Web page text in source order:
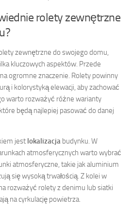
rolety zewnętrzne
zewnętrzne do swojego domu,
kluczowych aspektów. Przede
ogromne znaczenie. Rolety powinny
i kolorystyką elewacji, aby zachować
warto rozważyć różne warianty
będą najlepiej pasować do danej
jest lokalizacja budynku. W
atmosferycznych warto wybrać
atmosferyczne, takie jak aluminium
się wysoką trwałością. Z kolei w
rozważyć rolety z denimu lub siatki
na cyrkulację powietrza.